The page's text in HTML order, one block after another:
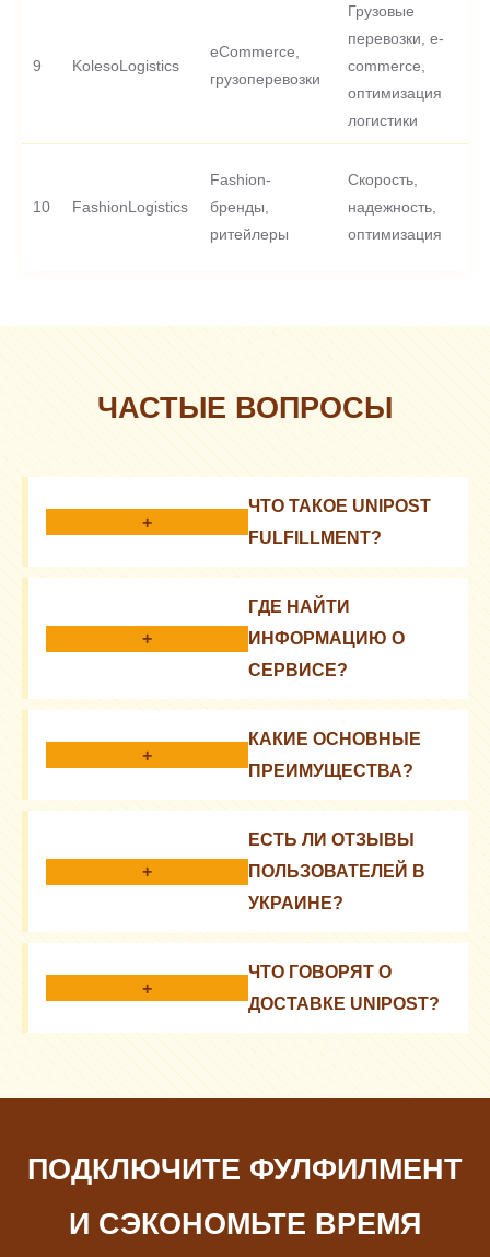
9 KolesoLogistics
eCommerce,
грузоперевозки
Грузовые
перевозки, e-
commerce,
оптимизация
логистики
10 FashionLogistics
Fashion-
бренды,
ритейлеры
Скорость,
надежность,
оптимизация
ЧАСТЫЕ ВОПРОСЫ
+
ЧТО ТАКОЕ UNIPOST
FULFILLMENT?
Это комплекс услуг для e-commerce: хранение,
+
ГДЕ НАЙТИ
ИНФОРМАЦИЮ О
СЕРВИСЕ?
На официальном сайте, в блогах, у партнеров
+
КАКИЕ ОСНОВНЫЕ
ПРЕИМУЩЕСТВА?
Экономия времени, снижение затрат, быстрая
+
ЕСТЬ ЛИ ОТЗЫВЫ
ПОЛЬЗОВАТЕЛЕЙ В
УКРАИНЕ?
Да, их можно найти на сайтах-агрегаторах
отзывов
+
ЧТО ГОВОРЯТ О
ДОСТАВКЕ UNIPOST?
ПОДКЛЮЧИТЕ ФУЛФИЛМЕНТ
И СЭКОНОМЬТЕ ВРЕМЯ